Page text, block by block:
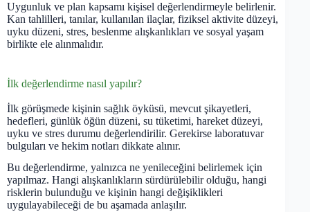
Uygunluk ve plan kapsamı kişisel değerlendirmeyle belirlenir.
Kan tahlilleri, tanılar, kullanılan ilaçlar, fiziksel aktivite düzeyi,
uyku düzeni, stres, beslenme alışkanlıkları ve sosyal yaşam
birlikte ele alınmalıdır.
İlk değerlendirme nasıl yapılır?
İlk görüşmede kişinin sağlık öyküsü, mevcut şikayetleri,
hedefleri, günlük öğün düzeni, su tüketimi, hareket düzeyi,
uyku ve stres durumu değerlendirilir. Gerekirse laboratuvar
bulguları ve hekim notları dikkate alınır.
Bu değerlendirme, yalnızca ne yenileceğini belirlemek için
yapılmaz. Hangi alışkanlıkların sürdürülebilir olduğu, hangi
risklerin bulunduğu ve kişinin hangi değişiklikleri
uygulayabileceği de bu aşamada anlaşılır.